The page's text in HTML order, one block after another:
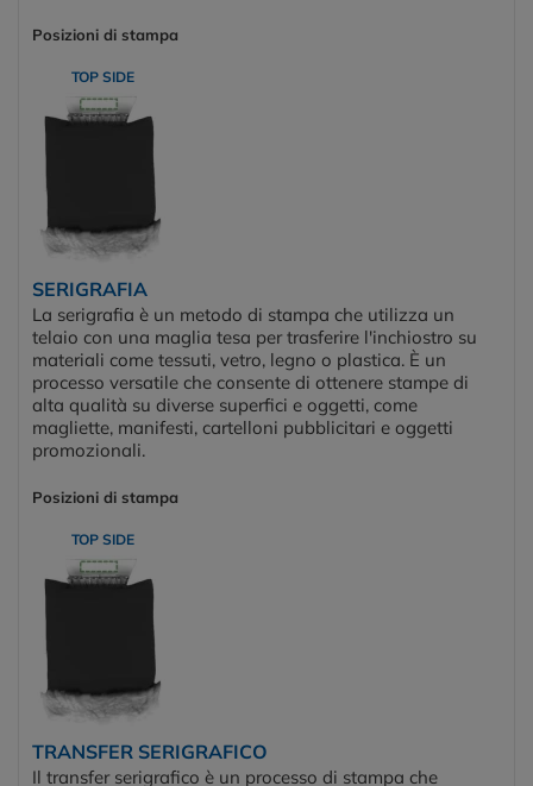
Posizioni di stampa
TOP SIDE
SERIGRAFIA
La serigrafia è un metodo di stampa che utilizza un
telaio con una maglia tesa per trasferire l'inchiostro su
materiali come tessuti, vetro, legno o plastica. È un
processo versatile che consente di ottenere stampe di
alta qualità su diverse superfici e oggetti, come
magliette, manifesti, cartelloni pubblicitari e oggetti
promozionali.
Posizioni di stampa
TOP SIDE
TRANSFER SERIGRAFICO
Il transfer serigrafico è un processo di stampa che